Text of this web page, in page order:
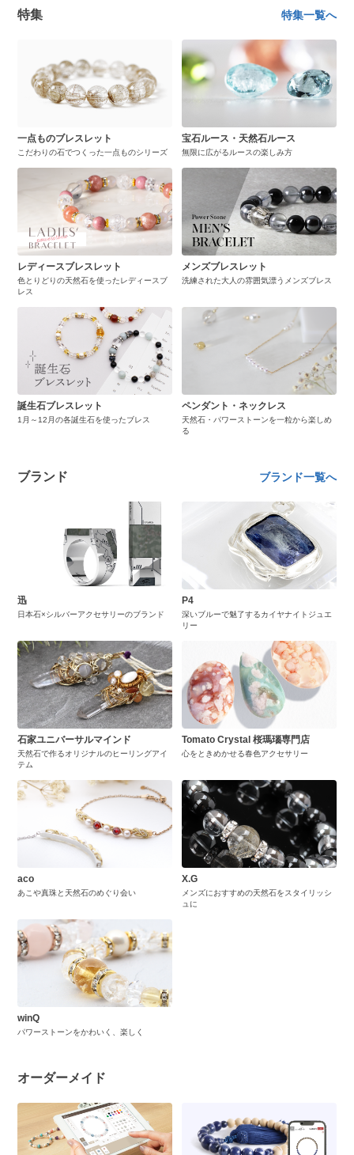
特集 特集一覧へ
一点ものブレスレット
こだわりの石でつくった一点ものシリーズ
宝石ルース・天然石ルース
無限に広がるルースの楽しみ方
レディースブレスレット
色とりどりの天然石を使ったレディースブ
レス
メンズブレスレット
洗練された大人の雰囲気漂うメンズブレス
誕生石ブレスレット
1月～12月の各誕生石を使ったブレス
ペンダント・ネックレス
天然石・パワーストーンを一粒から楽しめ
る
ブランド ブランド一覧へ
迅
日本石×シルバーアクセサリーのブランド
P4
深いブルーで魅了するカイヤナイトジュエ
リー
石家ユニバーサルマインド
天然石で作るオリジナルのヒーリングアイ
テム
Tomato Crystal 桜瑪瑙専門店
心をときめかせる春色アクセサリー
aco
あこや真珠と天然石のめぐり会い
X.G
メンズにおすすめの天然石をスタイリッシ
ュに
winQ
パワーストーンをかわいく、楽しく
オーダーメイド